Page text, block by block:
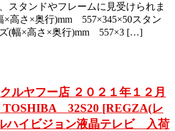
スタンドやフレームに見受けられま
×高さ×奥行)mm 557×345×50スタン
ズ(幅×高さ×奥行)mm 557×3 […]
ルヤフー店 ２０２１年１２月
32S20 [REGZA(レ
ハイビジョン液晶テレビ 入荷